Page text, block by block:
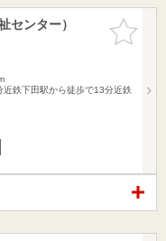
お気に入
りに追加
センター）
鉄下田駅から徒歩で13分近鉄